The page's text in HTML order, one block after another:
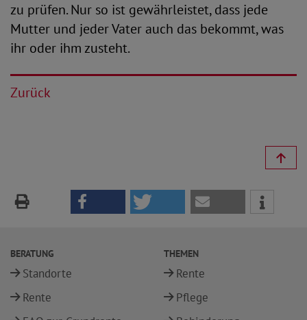
zu prüfen. Nur so ist gewährleistet, dass jede
Mutter und jeder Vater auch das bekommt, was
ihr oder ihm zusteht.
Zurück
BERATUNG
Standorte
Rente
THEMEN
Rente
Pflege